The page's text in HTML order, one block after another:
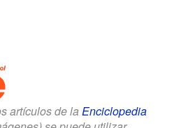
artículos de la Enciclopedia